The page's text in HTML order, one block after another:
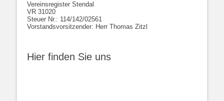
Vereinsregister Stendal
VR 31020
Steuer Nr.: 114/142/02561
Vorstandsvorsitzender: Herr Thomas Zitzl
Hier finden Sie uns